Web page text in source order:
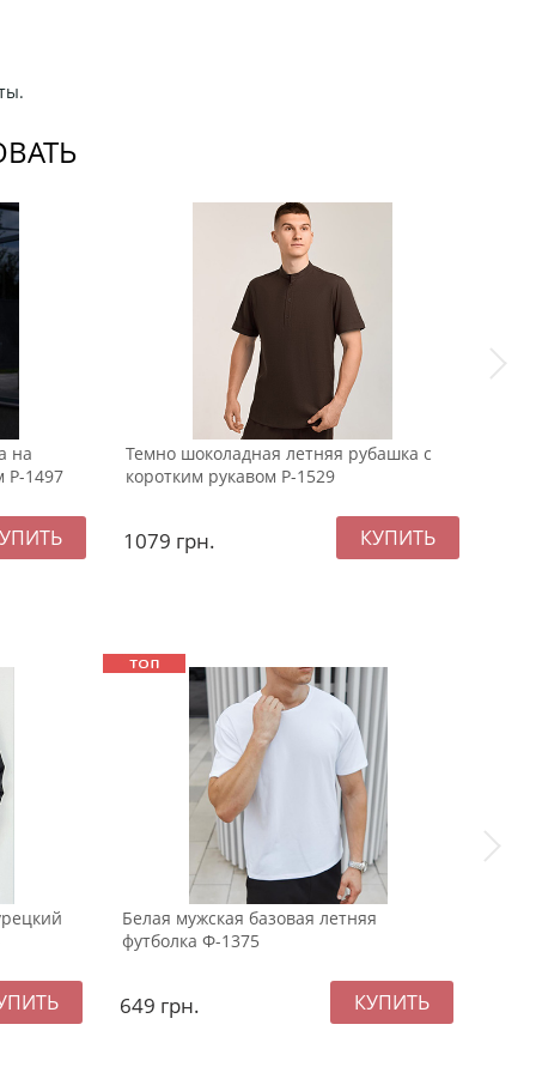
на
Р-1497
Темно шоколадная летняя рубашка с
коротким рукавом Р-1529
1079 грн.
Белая мужская базовая летняя
футболка Ф-1375
649 грн.